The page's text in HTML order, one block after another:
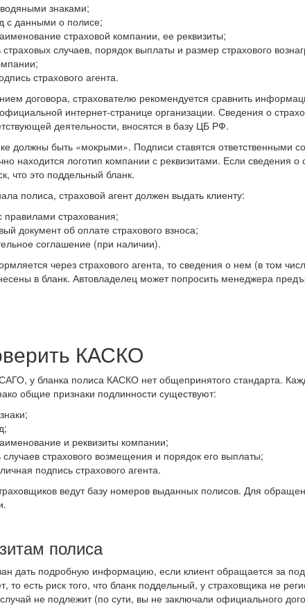
знаками;
с данными о полисе;
страховой компании, ее реквизиты;
страховых случаев, порядок выплаты и размер страхового
страхового агента.
договора, страхователю рекомендуется сравнить
интернет-странице организации. Сведения о
деятельности, вносятся в базу ЦБ РФ.
должны быть «мокрыми». Подписи ставятся ответственными
находится логотип компании с реквизитами. Если сведения о
что это поддельный бланк.
полиса, страховой агент должен выдать клиенту:
правилами страхования;
документ об оплате страхового взноса;
соглашение (при наличии).
через страхового агента, то сведения о нем (в том
в бланк. Автовладелец может попросить менеджера
КАСКО
у бланка полиса КАСКО нет общепринятого стандарта.
общие признаки подлинности существуют:
и реквизиты компании;
случаев страхового возмещения и порядок его выплаты;
подпись страхового агента.
ведут базу номеров выданных полисов. Для
полиса
дать подробную информацию, если клиент обращается за
то есть риск того, что бланк поддельный, у страховщика не
не подлежит (по сути, вы не заключали официального